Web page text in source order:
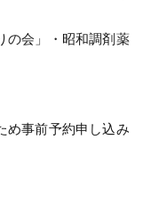
の会」・昭和調剤薬
め事前予約申し込み